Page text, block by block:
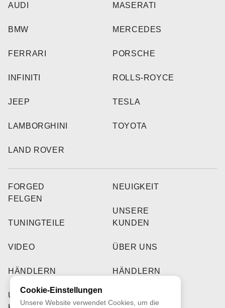
AUDI
BMW
FERRARI
INFINITI
JEEP
LAMBORGHINI
LAND ROVER
MASERATI
MERCEDES
PORSCHE
ROLLS-ROYCE
TESLA
TOYOTA
FORGED
FELGEN
TUNINGTEILE
VIDEO
HÄNDLERN
UNSERE
NEUIGKEIT
UNSERE
KUNDEN
ÜBER UNS
HÄNDLERN
Cookie-Einstellungen
Unsere Website verwendet Cookies, um die